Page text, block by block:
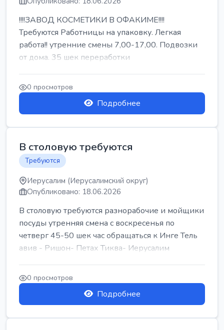
!!!!ЗАВОД КОСМЕТИКИ В ОФАКИМЕ!!!!
Требуются Работницы на упаковку. Легкая
работа!! утренние смены 7,00-17,00. Подвозки
от дома. 35 шек переработки
0 просмотров
Подробнее
В столовую требуются
Требуются
Иерусалим (Иерусалимский округ)
Опубликовано: 18.06.2026
В столовую требуются разнорабочие и мойщики
посуды утренняя смена с воскресенья по
четверг 45-50 шек час обращаться к Инге Тель
авив - Ришон- Петах Тиква- Иерусалим
0 просмотров
Подробнее